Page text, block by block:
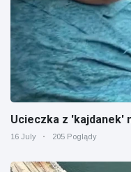
Ucieczka z 'kajdanek'
16 July 205 Poglądy